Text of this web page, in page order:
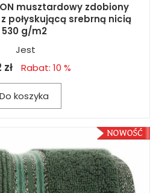
musztardowy zdobiony
połyskującą srebrną nicią
530 g/m2
Jest
zł Rabat: 10 %
Do koszyka